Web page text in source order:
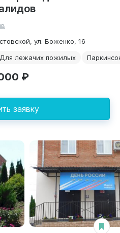
ул. Боженко, 16
Для лежачих пожилых
заявку
₽